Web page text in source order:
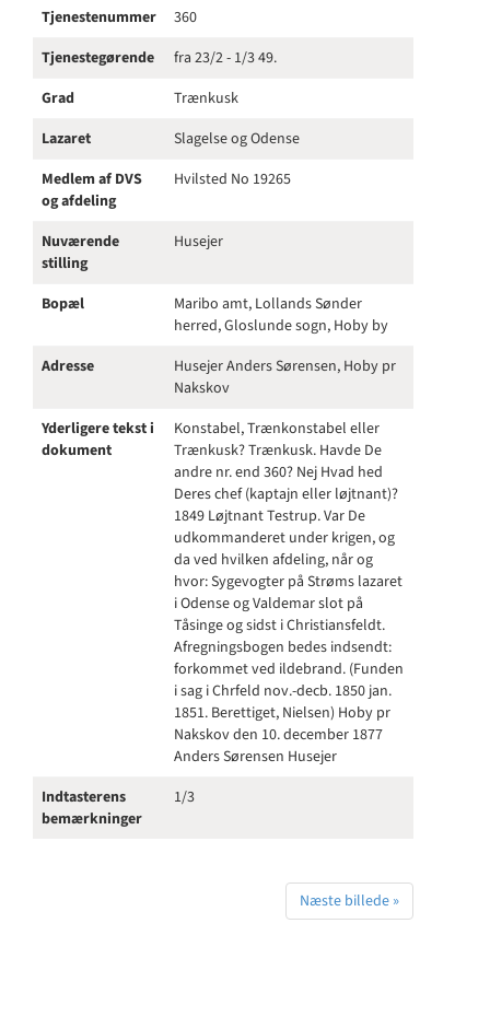
Tjenestenummer
360
Tjenestegørende
fra 23/2 - 1/3 49.
Grad
Trænkusk
Lazaret
Slagelse og Odense
Medlem af DVS
og afdeling
Hvilsted No 19265
Nuværende
stilling
Husejer
Bopæl
Maribo amt, Lollands Sønder
herred, Gloslunde sogn, Hoby by
Adresse
Husejer Anders Sørensen, Hoby pr
Nakskov
Yderligere tekst i
dokument
Konstabel, Trænkonstabel eller
Trænkusk? Trænkusk. Havde De
andre nr. end 360? Nej Hvad hed
Deres chef (kaptajn eller løjtnant)?
1849 Løjtnant Testrup. Var De
udkommanderet under krigen, og
da ved hvilken afdeling, når og
hvor: Sygevogter på Strøms lazaret
i Odense og Valdemar slot på
Tåsinge og sidst i Christiansfeldt.
Afregningsbogen bedes indsendt:
forkommet ved ildebrand. (Funden
i sag i Chrfeld nov.-decb. 1850 jan.
1851. Berettiget, Nielsen) Hoby pr
Nakskov den 10. december 1877
Anders Sørensen Husejer
Indtasterens
bemærkninger
1/3
Næste billede »